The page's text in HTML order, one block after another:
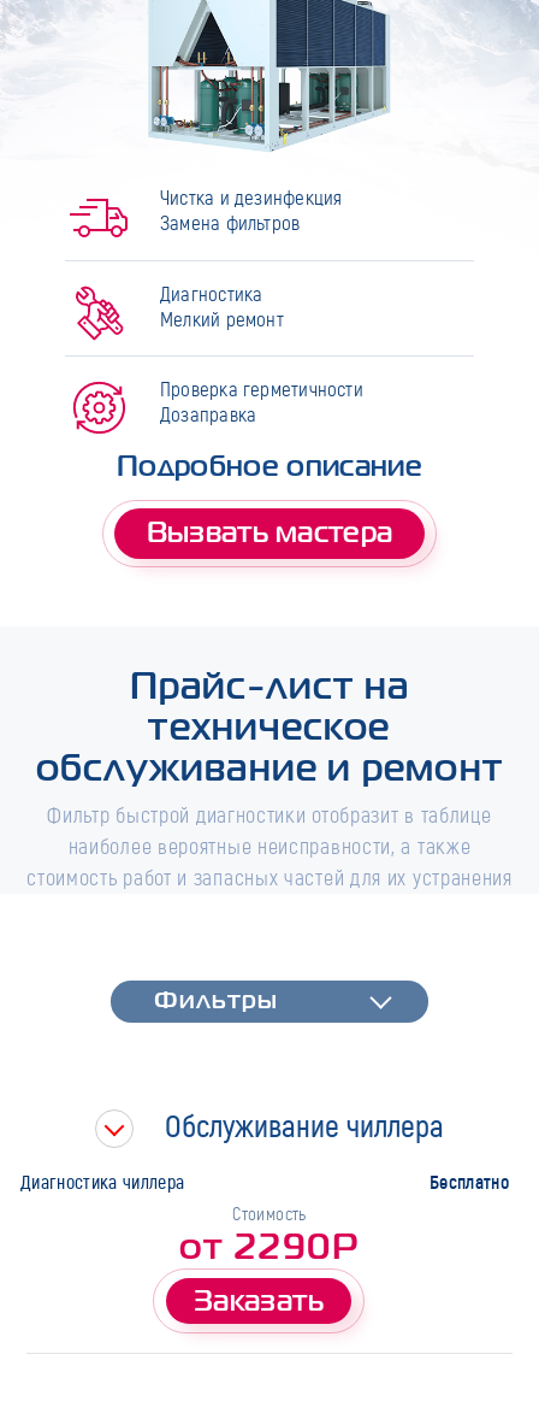
Чистка и дезинфекция
Замена фильтров
Диагностика
Мелкий ремонт
Проверка герметичности
Дозаправка
Подробное описание
Вызвать мастера
Прайс-лист на
техническое
обслуживание и ремонт
Фильтр быстрой диагностики отобразит в таблице
наиболее вероятные неисправности, а также
стоимость работ и запасных частей для их устранения
Фильтры
Марка
Фильтры
Обслуживание чиллера
Диагностика чиллера Бесплатно
Стоимость
от 2290Р
Заказать